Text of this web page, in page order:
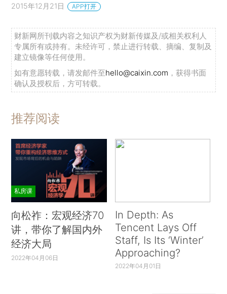
2015年12月21日 APP打开
财新网所刊载内容之知识产权为财新传媒及/或相关权利人
专属所有或持有。未经许可，禁止进行转载、摘编、复制及
建立镜像等任何使用。
如有意愿转载，请发邮件至hello@caixin.com ，获得书面
确认及授权后，方可转载。
推荐阅读
私房课
向松祚：宏观经济70
讲，带你了解国内外
经济大局
2022年04月06日
In Depth: As
Tencent Lays Off
Staff, Is Its ‘Winter’
Approaching?
2022年04月01日